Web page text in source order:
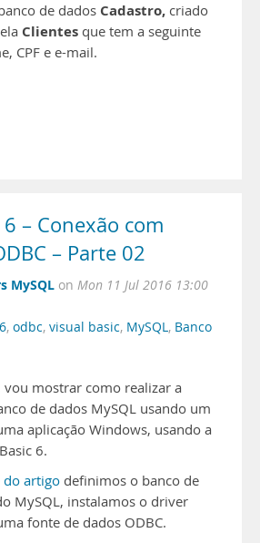
de dados Cadastro, criado
Clientes que tem a seguinte
CPF e e-mail.
– Conexão com
– Parte 02
MySQL on Mon 11 Jul 2016 13:00
, odbc, visual basic, MySQL, Banco
vou mostrar como realizar a
de dados MySQL usando um
aplicação Windows, usando a
6.
artigo definimos o banco de
MySQL, instalamos o driver
fonte de dados ODBC.